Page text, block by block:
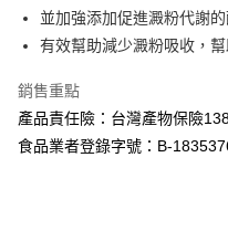
街口支付
全盈+PAY
大哥付你分期
並加強添加促進澱粉代謝
有效幫助減少澱粉吸收，
銷售重點
產品責任險：台灣產物保險
食品業者登錄字號：B-